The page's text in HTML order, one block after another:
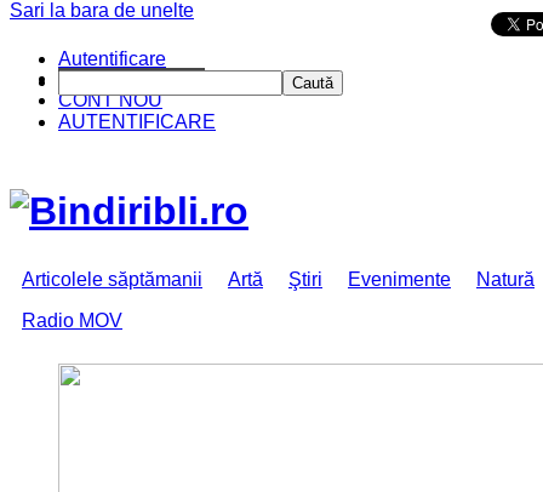
CINE SUNTEM?
CONT NOU
AUTENTIFICARE
Articolele săptămanii Artă Ştiri Evenimente
Natură
Radio MOV
Sari la bara de unelte
Autentificare
Caută